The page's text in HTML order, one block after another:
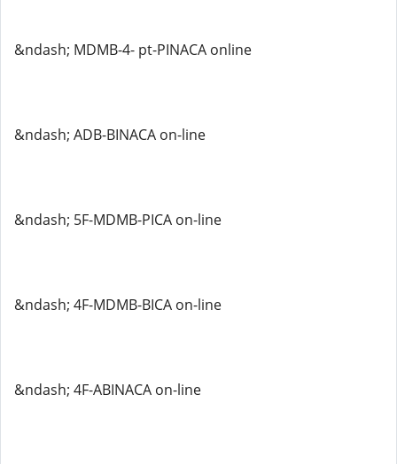
&ndash; MDMB-4- pt-PINACA online
&ndash; ADB-BINACA on-line
&ndash; 5F-MDMB-PICA on-line
&ndash; 4F-MDMB-BICA on-line
&ndash; 4F-ABINACA on-line